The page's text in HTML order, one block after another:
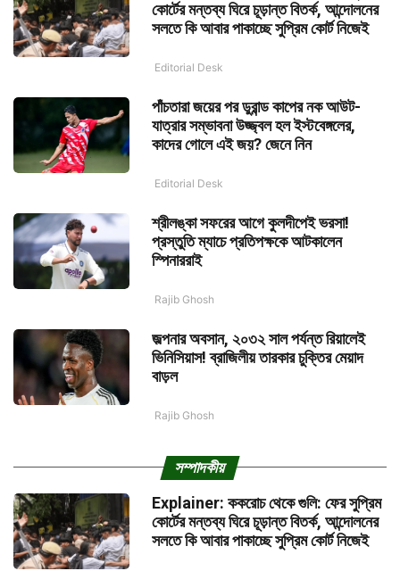
কোর্টের মন্তব্য ঘিরে চূড়ান্ত বিতর্ক, আন্দোলনের
সলতে কি আবার পাকাচ্ছে সুপ্রিম কোর্ট নিজেই
Editorial Desk
পাঁচতারা জয়ের পর ডুরান্ড কাপের নক আউট-
যাত্রার সম্ভাবনা উজ্জ্বল হল ইস্টবেঙ্গলের,
কাদের গোলে এই জয়? জেনে নিন
Editorial Desk
শ্রীলঙ্কা সফরের আগে কুলদীপেই ভরসা!
প্রস্তুতি ম্যাচে প্রতিপক্ষকে আটকালেন
স্পিনাররাই
Rajib Ghosh
জল্পনার অবসান, ২০৩২ সাল পর্যন্ত রিয়ালেই
ভিনিসিয়াস! ব্রাজিলীয় তারকার চুক্তির মেয়াদ
বাড়ল
Rajib Ghosh
সম্পাদকীয়
Explainer: ককরোচ থেকে গুলি: ফের সুপ্রিম
কোর্টের মন্তব্য ঘিরে চূড়ান্ত বিতর্ক, আন্দোলনের
সলতে কি আবার পাকাচ্ছে সুপ্রিম কোর্ট নিজেই